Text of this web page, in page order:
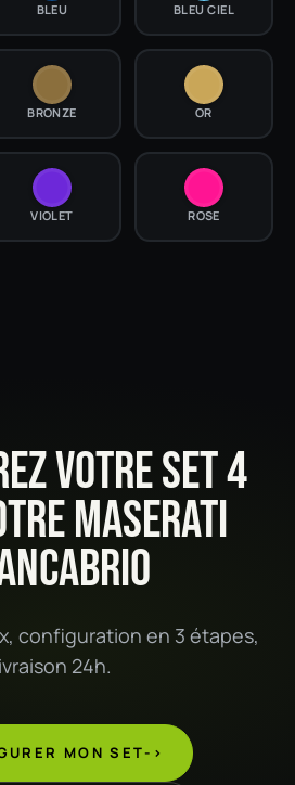
BLEU BLEU CIEL
BRONZE OR
VIOLET ROSE
VOTRE SET 4
MASERATI
configuration en 3 étapes,
24h.
MON SET->